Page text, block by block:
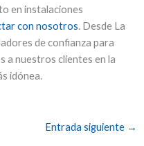
en instalaciones
con nosotros. Desde La
de confianza para
a nuestros clientes en la
idónea.
Entrada siguiente →